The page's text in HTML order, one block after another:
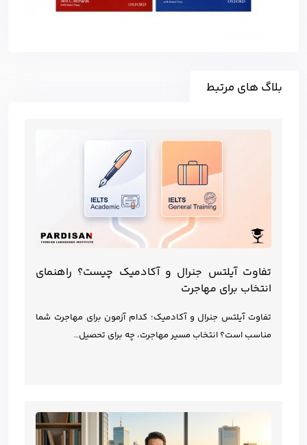
بلاگ های مرتبط
تفاوت آیلتس جنرال و آکادمیک چیست؟ راهنمای
انتخاب برای مهاجرت
تفاوت آیلتس جنرال و آکادمیک؛ کدام آزمون برای مهاجرت شما
مناسب است؟ انتخاب مسیر مهاجرت، چه برای تحصیل…